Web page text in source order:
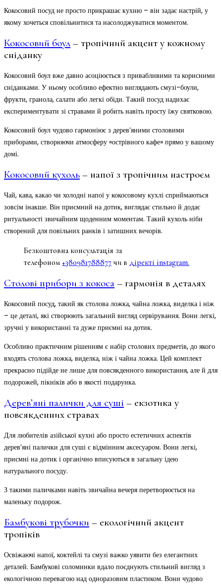
Кокосовий посуд не просто прикрашає кухню – він задає настрій, у
якому хочеться сповільнитися та насолоджуватися моментом.
Кокосовий боул– тропічний акцент у кожному
сніданку
Кокосовий боул вже давно асоціюється з привабливими та корисними
сніданками. У ньому особливо ефектно виглядають смузі-боули,
фрукти, гранола, салати або легкі обіди. Такий посуд надихає
експериментувати зі стравами й робить навіть просту їжу святковою.
Кокосовий боул чудово гармоніює з дерев’яними столовими
приборами, створюючи атмосферу «острівного кафе» прямо у вашому
домі.
Кокосовий кухоль – напої з тропічним настроєм
Чай, кава, какао чи холодні напої у кокосовому кухлі сприймаються
зовсім інакше. Він приємний на дотик, виглядає стильно й додає
ритуальності звичайним щоденним моментам. Такий кухоль ніби
створений для повільних ранків і затишних вечорів.
Безкоштовна консультація за
телефоном +380981788877 чи в діректі instagram.
Столові прибори з кокоса – гармонія в деталях
Кокосовий посуд, такий як столова ложка, чайна ложка, виделка і ніж
– це деталі, які створюють загальний вигляд сервірування. Вони легкі,
зручні у використанні та дуже приємні на дотик.
Особливо практичним рішенням є набір столових предметів, до якого
входять столова ложка, виделка, ніж і чайна ложка. Цей комплект
прекрасно підійде не лише для повсякденного використання, але й для
подорожей, пікніків або в якості подарунка.
Дерев’яні палички для суші – екзотика у
повсякденних стравах
Для любителів азійської кухні або просто естетичних аспектів
дерев’яні палички для суші є відмінним аксесуаром. Вони легкі,
приємні на дотик і органічно вписуються в загальну ідею
натурального посуду.
З такими паличками навіть звичайна вечеря перетворюється на
маленьку подорож.
Бамбукові трубочки – екологічний акцент
тропіків
Освіжаючі напої, коктейлі та смузі важко уявити без елегантних
деталей. Бамбукові соломинки вдало поєднують стильний вигляд з
екологічною перевагою над одноразовим пластиком. Вони чудово